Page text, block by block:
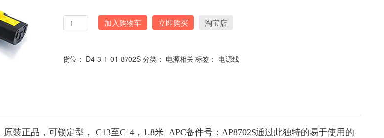
量
加入购物车 立即购买 淘宝店
货位： D4-3-1-01-8702S 分类： 电源相关 标签： 电源线
装正品，可锁定型， C13至C14，1.8米 APC备件号：AP8702S通过此独特的易于使用的